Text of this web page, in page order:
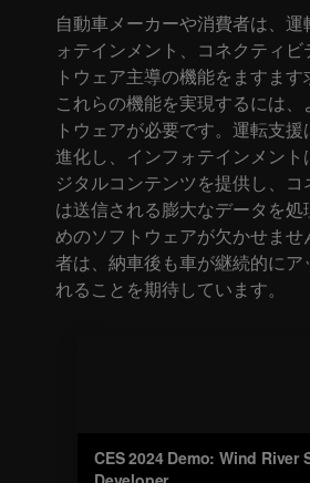
自動車メーカーや消費者は、運
ォテインメント、コネクティビ
トウェア主導の機能をますます
これらの機能を実現するには、
トウェアが必要です。運転支援
進化し、インフォテインメント
ジタルコンテンツを提供し、コ
は送信される膨大なデータを処
めのソフトウェアが欠かせませ
者は、納車後も車が継続的にア
れることを期待しています。